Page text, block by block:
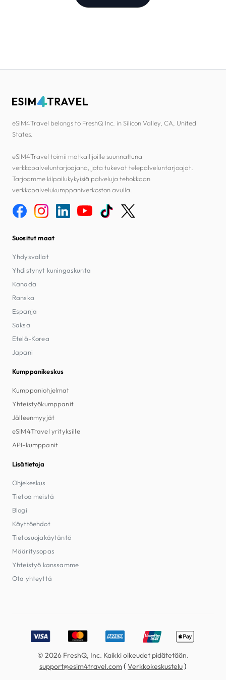
eSIM4Travel belongs to FreshQ Inc. in Silicon Valley, CA, United
States.
eSIM4Travel toimii matkailijoille suunnattuna
verkkopalveluntarjoajana, jota tukevat telepalveluntarjoajat.
Tarjoamme kilpailukykyisiä palveluja tehokkaan
verkkopalvelukumppaniverkoston avulla.
Suositut maat
Yhdysvallat
Yhdistynyt kuningaskunta
Kanada
Ranska
Espanja
Saksa
Etelä-Korea
Japani
Kumppanikeskus
Kumppaniohjelmat
Yhteistyökumppanit
Jälleenmyyjät
eSIM4Travel yrityksille
API-kumppanit
Lisätietoja
Ohjekeskus
Tietoa meistä
Blogi
Käyttöehdot
Tietosuojakäytäntö
Määritysopas
Yhteistyö kanssamme
Ota yhteyttä
Accepted payment methods: Visa, MasterCard, American
© 2026 FreshQ, Inc. Kaikki oikeudet pidätetään.
support@esim4travel.com( Verkkokeskustelu)